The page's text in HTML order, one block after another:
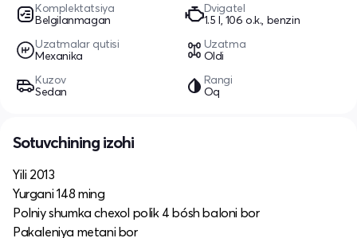
Komplektatsiya
Belgilanmagan
Dvigatel
1.5 l, 106 o.k., benzin
Uzatmalar qutisi
Mexanika
Uzatma
Oldi
Kuzov
Sedan
Rangi
Oq
Sotuvchining izohi
Yili 2013
Yurgani 148 ming
Polniy shumka chexol polik 4 bósh baloni bor
Pakaleniya metani bor